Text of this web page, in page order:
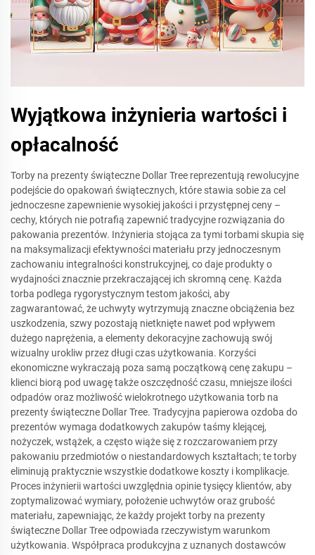
Wyjątkowa inżynieria wartości i
opłacalność
Torby na prezenty świąteczne Dollar Tree reprezentują rewolucyjne
podejście do opakowań świątecznych, które stawia sobie za cel
jednoczesne zapewnienie wysokiej jakości i przystępnej ceny –
cechy, których nie potrafią zapewnić tradycyjne rozwiązania do
pakowania prezentów. Inżynieria stojąca za tymi torbami skupia się
na maksymalizacji efektywności materiału przy jednoczesnym
zachowaniu integralności konstrukcyjnej, co daje produkty o
wydajności znacznie przekraczającej ich skromną cenę. Każda
torba podlega rygorystycznym testom jakości, aby
zagwarantować, że uchwyty wytrzymują znaczne obciążenia bez
uszkodzenia, szwy pozostają nietknięte nawet pod wpływem
dużego naprężenia, a elementy dekoracyjne zachowują swój
wizualny urokliw przez długi czas użytkowania. Korzyści
ekonomiczne wykraczają poza samą początkową cenę zakupu –
klienci biorą pod uwagę także oszczędność czasu, mniejsze ilości
odpadów oraz możliwość wielokrotnego użytkowania torb na
prezenty świąteczne Dollar Tree. Tradycyjna papierowa ozdoba do
prezentów wymaga dodatkowych zakupów taśmy klejącej,
nożyczek, wstążek, a często wiąże się z rozczarowaniem przy
pakowaniu przedmiotów o niestandardowych kształtach; te torby
eliminują praktycznie wszystkie dodatkowe koszty i komplikacje.
Proces inżynierii wartości uwzględnia opinie tysięcy klientów, aby
zoptymalizować wymiary, położenie uchwytów oraz grubość
materiału, zapewniając, że każdy projekt torby na prezenty
świąteczne Dollar Tree odpowiada rzeczywistym warunkom
użytkowania. Współpraca produkcyjna z uznanych dostawców